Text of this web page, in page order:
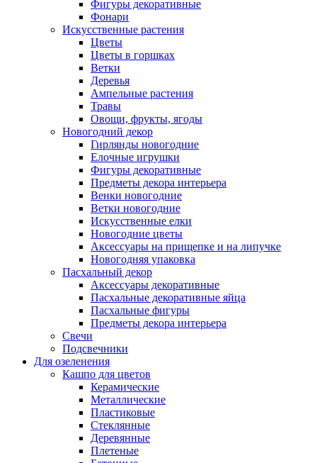
Фигуры декоративные
Фонари
Искусственные растения
Цветы
Цветы в горшках
Ветки
Деревья
Ампельные растения
Травы
Овощи, фрукты, ягоды
Новогодний декор
Гирлянды новогодние
Елочные игрушки
Фигуры декоративные
Предметы декора интерьера
Венки новогодние
Ветки новогодние
Искусственные елки
Новогодние цветы
Аксессуары на прищепке и на липучке
Новогодняя упаковка
Пасхальный декор
Аксессуары декоративные
Пасхальные декоративные яйца
Пасхальные фигуры
Предметы декора интерьера
Свечи
Подсвечники
Для озеленения
Кашпо для цветов
Керамические
Металлические
Пластиковые
Стеклянные
Деревянные
Плетеные